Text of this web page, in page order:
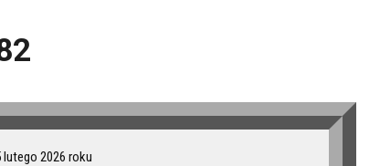
lutego 2026 roku